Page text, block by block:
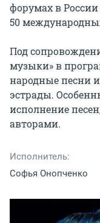
форумах в России
50
Под
музыки» в
народные песни
эстрады.
исполнение
авторами.
Исполнитель:
Софья Онопченко